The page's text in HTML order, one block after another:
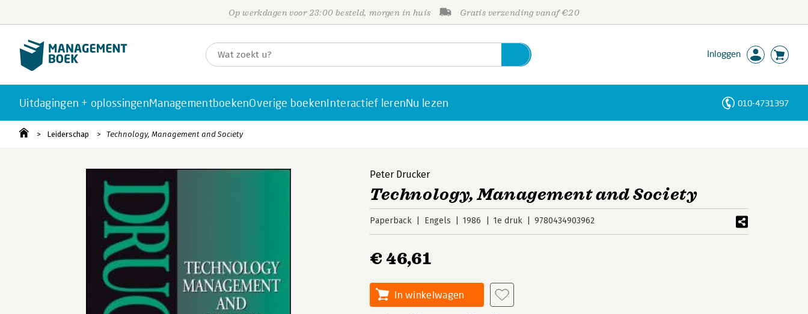
Op werkdagen voor 23:00 besteld, morgen in huis Gratis verzending vanaf €20
Inloggen
Uitdagingen + oplossingenManagementboekenOverige boekenInteractief lerenNu lezen 010-4731397
Leiderschap Technology, Management and Society
Peter Drucker
Technology, Management and Society
Paperback Engels 1986 1e druk 9780434903962
€ 46,61
In winkelwagen
Personen